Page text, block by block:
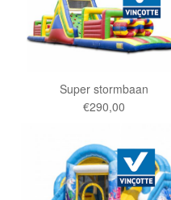
Super stormbaan
€290,00